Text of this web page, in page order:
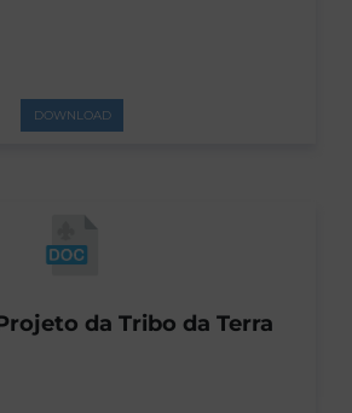
DOWNLOAD
da Tribo da Terra